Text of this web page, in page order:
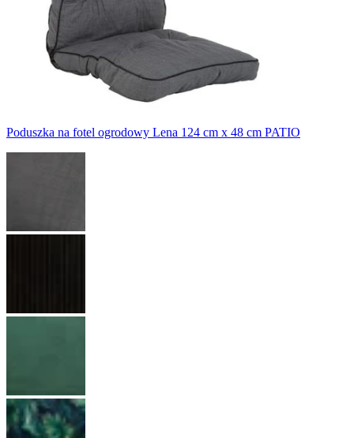
Poduszka na fotel ogrodowy Lena 124 cm x 48 cm PATIO